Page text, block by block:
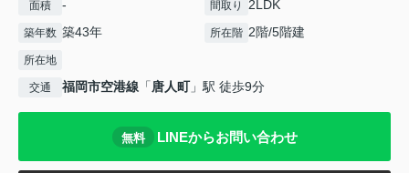
面積 - 間取り 2LDK
築年数 築43年 所在階 2階/5階建
所在地
交通 福岡市空港線 「唐人町」駅 徒歩9分
無料 LINEからお問い合わせ